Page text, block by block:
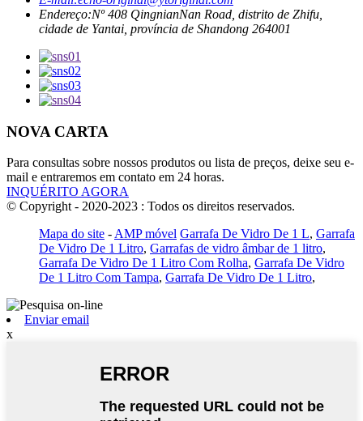
Endereço:Nº 408 QingnianNan Road, distrito de Zhifu,
cidade de Yantai, província de Shandong 264001
NOVA CARTA
Para consultas sobre nossos produtos ou lista de preços, deixe seu e-
mail e entraremos em contato em 24 horas.
INQUÉRITO AGORA
© Copyright - 2020-2023 : Todos os direitos reservados.
Mapa do site - AMP móvel Garrafa De Vidro De 1 L, Garrafa
De Vidro De 1 Litro, Garrafas de vidro âmbar de 1 litro,
Garrafa De Vidro De 1 Litro Com Rolha, Garrafa De Vidro
De 1 Litro Com Tampa, Garrafa De Vidro De 1 Litro,
Enviar email
x